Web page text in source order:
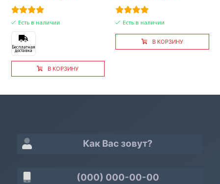
Есть в наличии
Бесплатная
доставка
В КОРЗИНУ
Есть в наличии
В КОРЗИНУ